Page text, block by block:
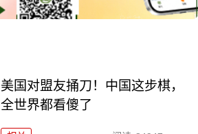
美国对盟友捅刀！中国这步棋，
全世界都看傻了